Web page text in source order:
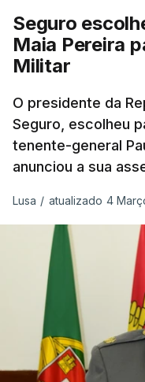
Seguro
Maia Pereira
Militar
O presidente da
Seguro, escolheu
tenente-general
anunciou a sua
Lusa / atualizado 4